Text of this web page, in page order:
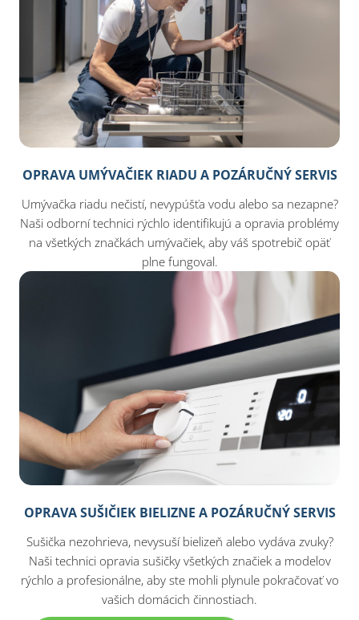
OPRAVA UMÝVAČIEK RIADU A POZÁRUČNÝ SERVIS
Umývačka riadu nečistí, nevypúšťa vodu alebo sa nezapne?
Naši odborní technici rýchlo identifikujú a opravia problémy
na všetkých značkách umývačiek, aby váš spotrebič opäť
plne fungoval.
OPRAVA SUŠIČIEK BIELIZNE A POZÁRUČNÝ SERVIS
Sušička nezohrieva, nevysuší bielizeň alebo vydáva zvuky?
Naši technici opravia sušičky všetkých značiek a modelov
rýchlo a profesionálne, aby ste mohli plynule pokračovať vo
vašich domácich činnostiach.